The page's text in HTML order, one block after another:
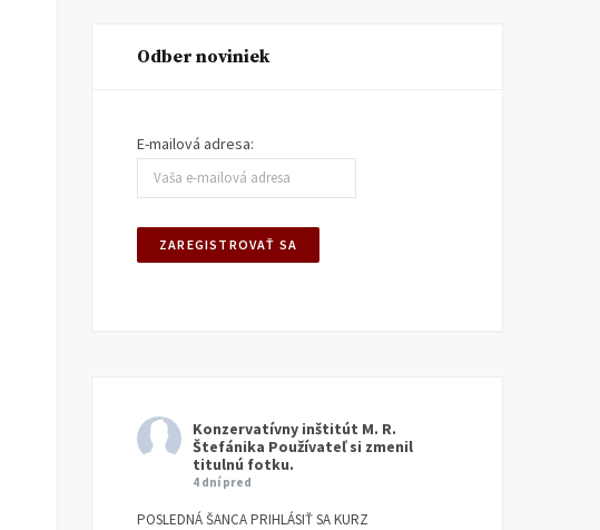
Odber noviniek
E-mailová adresa:
Konzervatívny inštitút M. R.
Štefánika Používateľ si zmenil
titulnú fotku.
4 dní pred
POSLEDNÁ ŠANCA PRIHLÁSIŤ SA KURZ